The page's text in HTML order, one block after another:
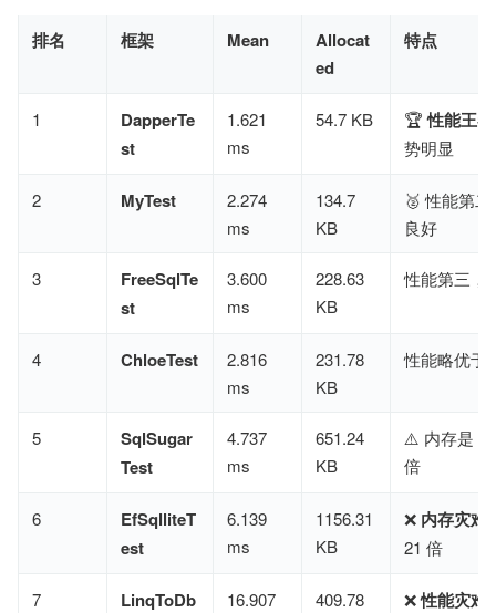
排名 框架 Mean
Allocat
ed
特点
1
DapperTe
st
1.621
ms
54.7 KB 🏆 ​性能王者
势明显
2 MyTest
2.274
ms
134.7
KB
🥈 性能第
良好
3
FreeSqlTe
st
3.600
ms
228.63
KB
性能第三，
4 ChloeTest
2.816
ms
231.78
KB
性能略优于
5
SqlSugar
Test
4.737
ms
651.24
KB
⚠️ 内存是
倍
6
EfSqlliteT
est
6.139
ms
1156.31
KB
❌ ​ 内存灾难
21 倍
7
LinqToDb
16.907
409.78
❌ ​性能灾难